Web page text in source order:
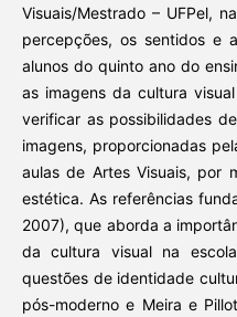
Visuais/Mestrado – UFPel,
percepções, os sentidos e
alunos do quinto ano do
as imagens da cultura
verificar as possibilidades
imagens, proporcionadas
aulas de Artes Visuais, por
estética. As referências
2007), que aborda a
da cultura visual na
questões de identidade
pós-moderno e Meira e